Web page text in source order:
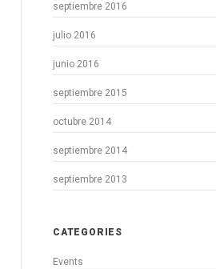
septiembre 2016
julio 2016
junio 2016
septiembre 2015
octubre 2014
septiembre 2014
septiembre 2013
CATEGORIES
Events